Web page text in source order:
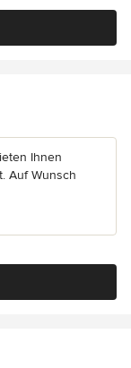
Ihnen
Auf Wunsch